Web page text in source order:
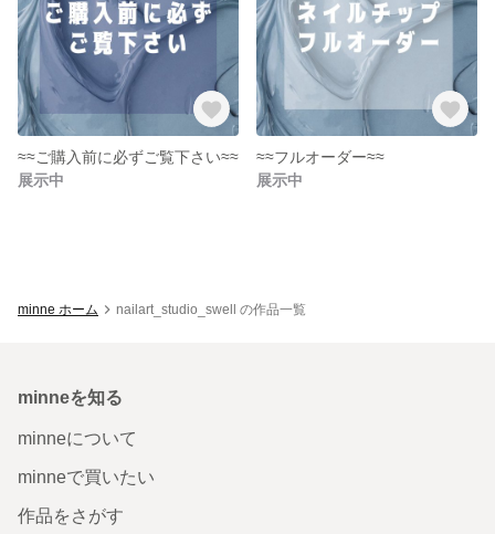
≈≈ご購入前に必ずご覧下さい≈≈
展示中
≈≈フルオーダー≈≈
展示中
minne ホーム nailart_studio_swell の作品一覧
minneを知る
minneについて
minneで買いたい
作品をさがす